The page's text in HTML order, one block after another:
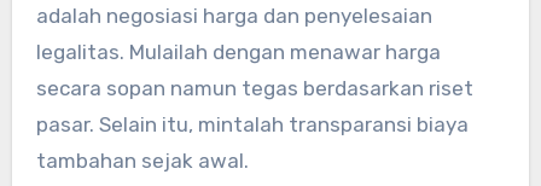
adalah negosiasi harga dan penyelesaian
legalitas. Mulailah dengan menawar harga
secara sopan namun tegas berdasarkan riset
pasar. Selain itu, mintalah transparansi biaya
tambahan sejak awal.